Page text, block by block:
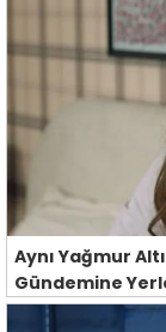
Aynı Yağmur
Gündemine